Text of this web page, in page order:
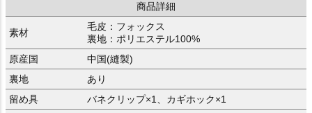
商品詳細
素材
毛皮：フォックス
裏地：ポリエステル100%
原産国
中国(縫製)
裏地
あり
留め具
バネクリップ×1、カギホック×1